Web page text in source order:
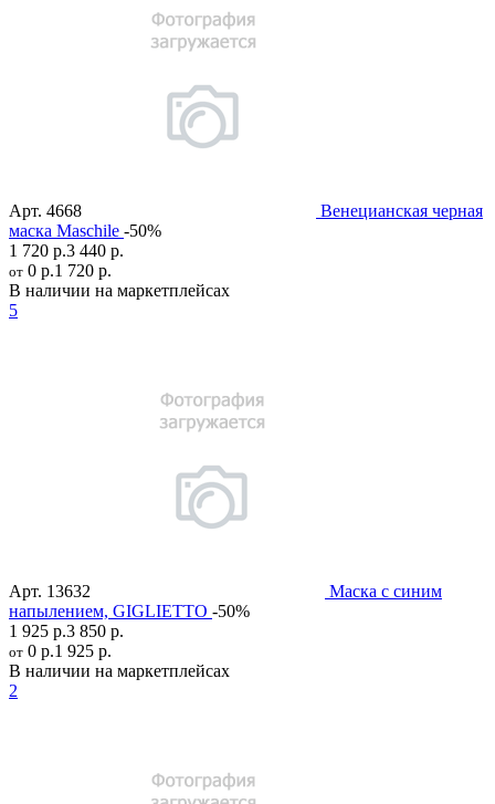
Арт. 4668
Венецианская черная
маска Maschile -50%
1 720 р.3 440 р.
от 0 р.1 720 р.
В наличии на маркетплейсах
5
Арт. 13632
Маска с синим
напылением, GIGLIETTO -50%
1 925 р.3 850 р.
от 0 р.1 925 р.
В наличии на маркетплейсах
2